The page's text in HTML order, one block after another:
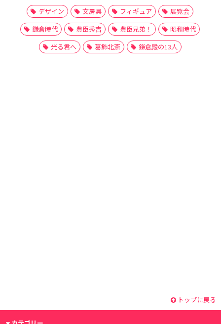
デザイン
文房具 フィギュア
展覧会
鎌倉時代
豊臣秀吉 豊臣兄弟！
昭和時代
光る君へ
葛飾北斎 鎌倉殿の13人
トップに戻る